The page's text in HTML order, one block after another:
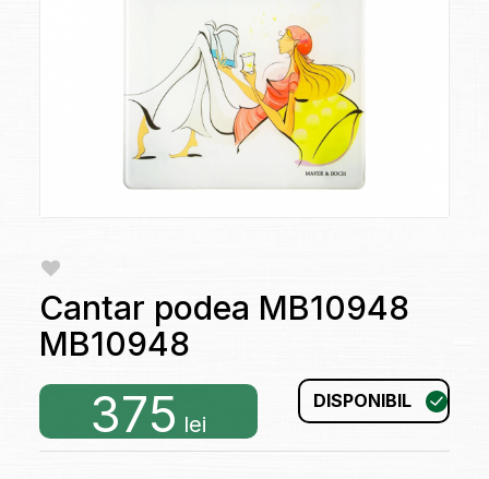
Cantar podea MB10948
MB10948
375 lei
DISPONIBIL